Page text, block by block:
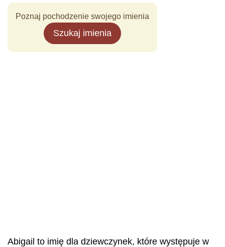
Poznaj pochodzenie swojego imienia
Szukaj imienia
Abigail to imię dla dziewczynek, które występuje w